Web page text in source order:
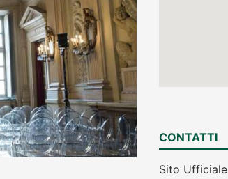
CONTATTI
Sito Ufficiale